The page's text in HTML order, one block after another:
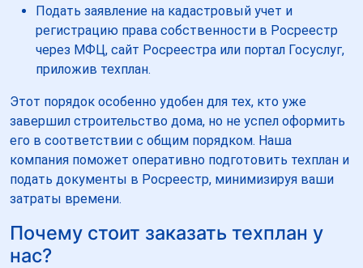
Подать заявление на кадастровый учет и
регистрацию права собственности в Росреестр
через МФЦ, сайт Росреестра или портал Госуслуг,
приложив техплан.
Этот порядок особенно удобен для тех, кто уже
завершил строительство дома, но не успел оформить
его в соответствии с общим порядком. Наша
компания поможет оперативно подготовить техплан и
подать документы в Росреестр, минимизируя ваши
затраты времени.
Почему стоит заказать техплан у
нас?